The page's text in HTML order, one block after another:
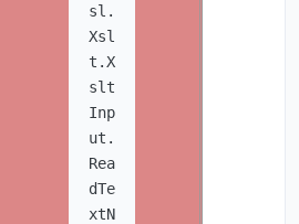
sl.
Xsl
t.X
slt
Inp
ut.
Rea
dTe
xtN